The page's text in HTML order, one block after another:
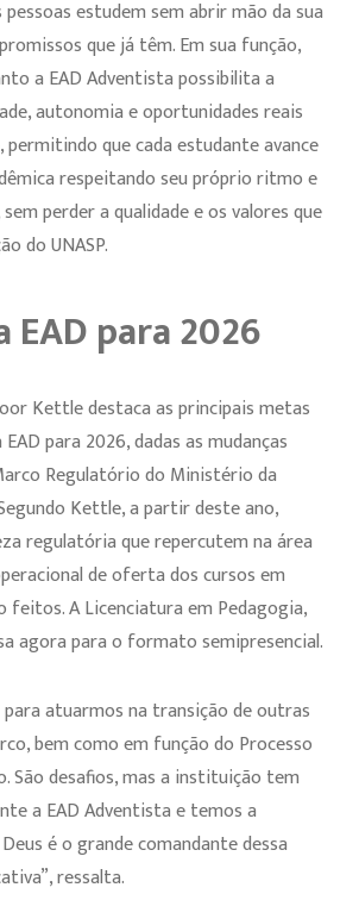
estudem sem abrir mão da sua
que já têm. Em sua função,
a EAD Adventista possibilita a
autonomia e oportunidades reais
permitindo que cada estudante avance
respeitando seu próprio ritmo e
perder a qualidade e os valores que
do UNASP.
EAD para 2026
Kettle destaca as principais metas
para 2026, dadas as mudanças
Regulatório do Ministério da
Kettle, a partir deste ano,
regulatória que repercutem na área
de oferta dos cursos em
feitos. A Licenciatura em Pedagogia,
agora para o formato semipresencial.
atuarmos na transição de outras
bem como em função do Processo
São desafios, mas a instituição tem
a EAD Adventista e temos a
é o grande comandante dessa
ressalta.